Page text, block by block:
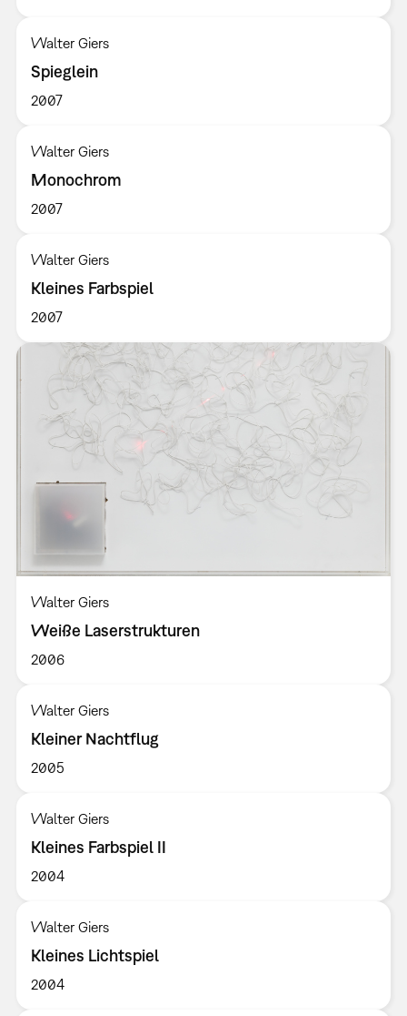
Walter Giers
Spieglein
2007
Walter Giers
Monochrom
2007
Walter Giers
Kleines Farbspiel
2007
Walter Giers
Weiße Laserstrukturen
2006
Walter Giers
Kleiner Nachtflug
2005
Walter Giers
Kleines Farbspiel II
2004
Walter Giers
Kleines Lichtspiel
2004